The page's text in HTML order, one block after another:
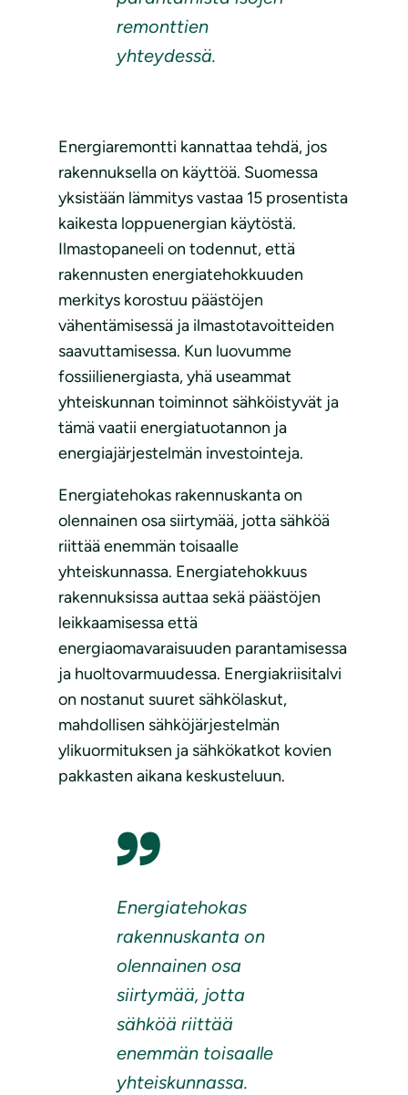
remonttien
yhteydessä.
Energiaremontti kannattaa tehdä, jos
rakennuksella on käyttöä. Suomessa
yksistään lämmitys vastaa 15 prosentista
kaikesta loppuenergian käytöstä.
Ilmastopaneeli on todennut, että
rakennusten energiatehokkuuden
merkitys korostuu päästöjen
vähentämisessä ja ilmastotavoitteiden
saavuttamisessa. Kun luovumme
fossiilienergiasta, yhä useammat
yhteiskunnan toiminnot sähköistyvät ja
tämä vaatii energiatuotannon ja
energiajärjestelmän investointeja.
Energiatehokas rakennuskanta on
olennainen osa siirtymää, jotta sähköä
riittää enemmän toisaalle
yhteiskunnassa. Energiatehokkuus
rakennuksissa auttaa sekä päästöjen
leikkaamisessa että
energiaomavaraisuuden parantamisessa
ja huoltovarmuudessa. Energiakriisitalvi
on nostanut suuret sähkölaskut,
mahdollisen sähköjärjestelmän
ylikuormituksen ja sähkökatkot kovien
pakkasten aikana keskusteluun.
Energiatehokas
rakennuskanta on
olennainen osa
siirtymää, jotta
sähköä riittää
enemmän toisaalle
yhteiskunnassa.